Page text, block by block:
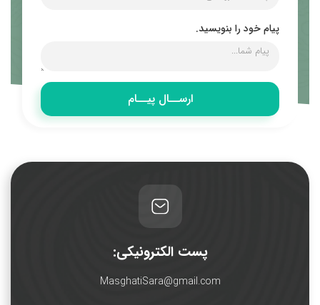
پیام خود را بنویسید.
ارســال پیــام
پست الکترونیکی:
MasghatiSara@gmail.com